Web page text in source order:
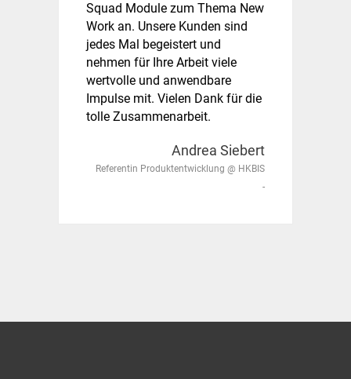
Squad Module zum Thema New
Work an. Unsere Kunden sind
jedes Mal begeistert und
nehmen für Ihre Arbeit viele
wertvolle und anwendbare
Impulse mit. Vielen Dank für die
tolle Zusammenarbeit.
Andrea Siebert
Referentin Produktentwicklung @ HKBIS
-